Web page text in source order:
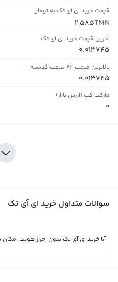
قیمت خرید ای آی تک به تومان
TMN
2,585
آخرین قیمت خرید ای آی تک
0.013745
بالاترین قیمت ۲۴ ساعت گذشته
0.013745
مارکت کپ (ارزش بازار)
0
سوالات متداول خرید ای آی تک
آیا خرید ای آی تک بدون احراز هویت